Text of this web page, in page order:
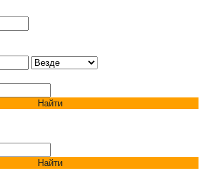
Найти
Найти